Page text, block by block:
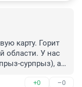
карту. Горит
области. У нас
сурпрыз), а
+0 –0